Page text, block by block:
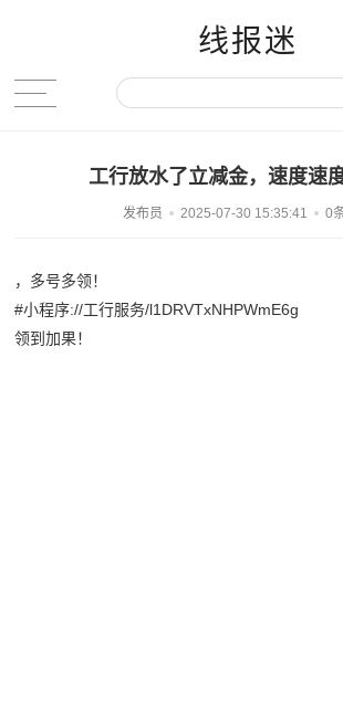
线报迷
工行放水了立减金，速度速
发布员 2025-07-30 15:35:41 0
，多号多领！
#小程序://工行服务/l1DRVTxNHPWmE6g
领到加果！